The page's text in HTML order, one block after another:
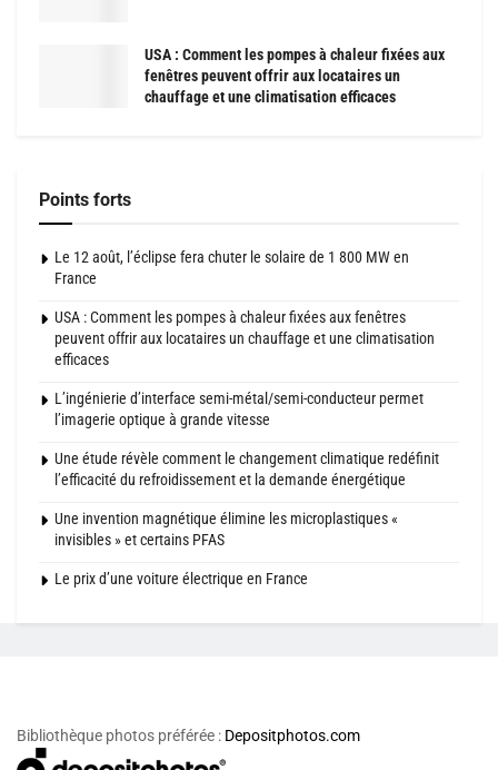
USA : Comment les pompes à chaleur fixées aux
fenêtres peuvent offrir aux locataires un
chauffage et une climatisation efficaces
Points forts
Le 12 août, l’éclipse fera chuter le solaire de 1 800 MW en
France
USA : Comment les pompes à chaleur fixées aux fenêtres
peuvent offrir aux locataires un chauffage et une climatisation
efficaces
L’ingénierie d’interface semi-métal/semi-conducteur permet
l’imagerie optique à grande vitesse
Une étude révèle comment le changement climatique redéfinit
l’efficacité du refroidissement et la demande énergétique
Une invention magnétique élimine les microplastiques «
invisibles » et certains PFAS
Le prix d’une voiture électrique en France
Bibliothèque photos préférée : Depositphotos.com